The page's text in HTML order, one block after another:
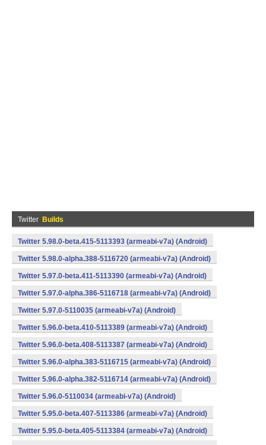
Twitter Builds
Twitter 5.98.0-beta.415-5113393 (armeabi-v7a) (Android)
Twitter 5.98.0-alpha.388-5116720 (armeabi-v7a) (Android)
Twitter 5.97.0-beta.411-5113390 (armeabi-v7a) (Android)
Twitter 5.97.0-alpha.386-5116718 (armeabi-v7a) (Android)
Twitter 5.97.0-5110035 (armeabi-v7a) (Android)
Twitter 5.96.0-beta.410-5113389 (armeabi-v7a) (Android)
Twitter 5.96.0-beta.408-5113387 (armeabi-v7a) (Android)
Twitter 5.96.0-alpha.383-5116715 (armeabi-v7a) (Android)
Twitter 5.96.0-alpha.382-5116714 (armeabi-v7a) (Android)
Twitter 5.96.0-5110034 (armeabi-v7a) (Android)
Twitter 5.95.0-beta.407-5113386 (armeabi-v7a) (Android)
Twitter 5.95.0-beta.405-5113384 (armeabi-v7a) (Android)